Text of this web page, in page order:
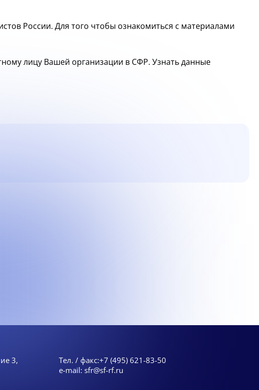
России. Для того чтобы ознакомиться с материалами
лицу Вашей организации в СФР. Узнать данные
3,
Тел. / факс:+7 (495) 621-83-50
e-mail: sfr@sf-rf.ru